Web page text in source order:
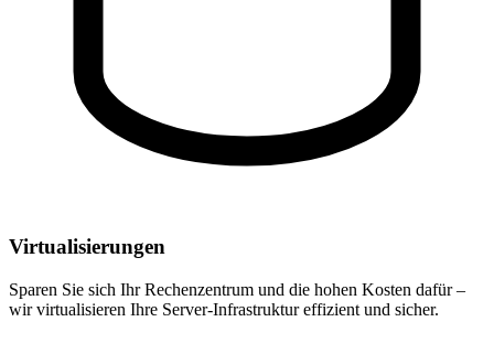
Virtualisierungen
Sparen Sie sich Ihr Rechenzentrum und die hohen Kosten dafür –
wir virtualisieren Ihre Server-Infrastruktur effizient und sicher.